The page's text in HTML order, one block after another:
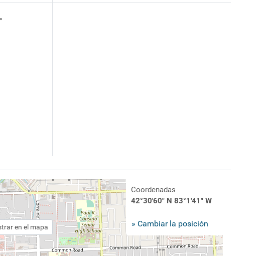
en el mapa
Coordenadas
42°30'60" N 83°1'41" W
» Cambiar la posición